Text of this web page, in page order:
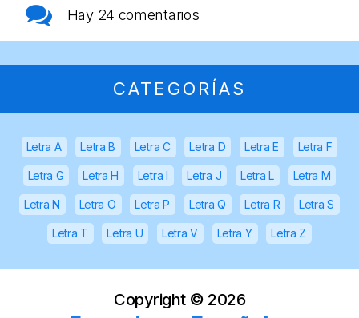
Hay 24 comentarios
CATEGORÍAS
Letra A Letra B Letra C Letra D Letra E Letra F
Letra G Letra H Letra I Letra J Letra L Letra M
Letra N Letra O Letra P Letra Q Letra R Letra S
Letra T Letra U Letra V Letra Y Letra Z
Copyright © 2026